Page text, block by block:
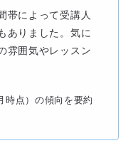
帯によって受講人
ありました。気に
雰囲気やレッスン
点）の傾向を要約